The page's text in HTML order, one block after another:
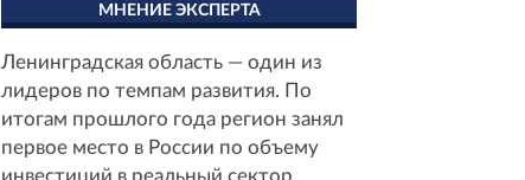
МНЕНИЕ ЭКСПЕРТА
Ленинградская область — один из
лидеров по темпам развития. По
итогам прошлого года регион занял
первое место в России по объему
инвестиций в реальный сектор